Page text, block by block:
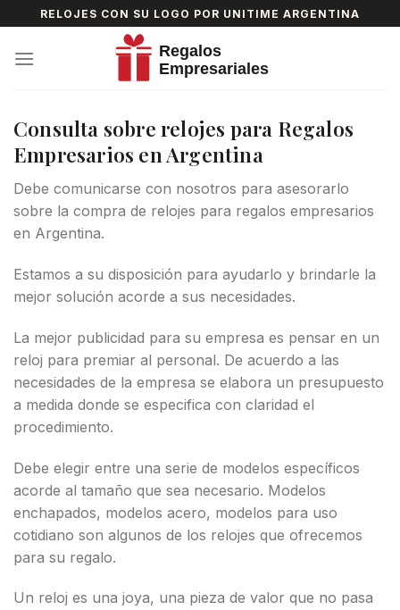
to
content
RELOJES CON SU LOGO POR UNITIME ARGENTINA
Consulta sobre relojes para Regalos
Empresarios en Argentina
Debe comunicarse con nosotros para asesorarlo
sobre la compra de relojes para regalos empresarios
en Argentina.
Estamos a su disposición para ayudarlo y brindarle la
mejor solución acorde a sus necesidades.
La mejor publicidad para su empresa es pensar en un
reloj para premiar al personal. De acuerdo a las
necesidades de la empresa se elabora un presupuesto
a medida donde se especifica con claridad el
procedimiento.
Debe elegir entre una serie de modelos específicos
acorde al tamaño que sea necesario. Modelos
enchapados, modelos acero, modelos para uso
cotidiano son algunos de los relojes que ofrecemos
para su regalo.
Un reloj es una joya, una pieza de valor que no pasa